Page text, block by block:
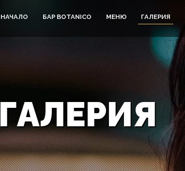
НАЧАЛО БАР BOTANICO МЕНЮ ГАЛЕРИЯ
ГАЛЕРИЯ